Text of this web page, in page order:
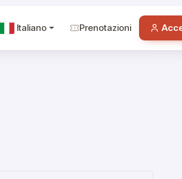
Italiano Prenotazioni